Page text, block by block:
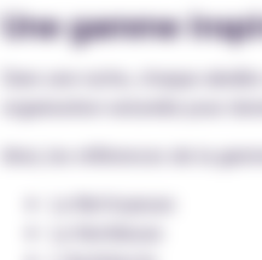
Une gamme
Dans une ruche, chaque
organisation naturelle pour
Ainsi, les références de la
La Nettoyeuse